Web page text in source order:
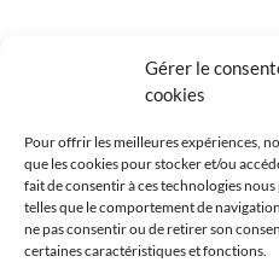
Gérer le
cookies
Pour offrir les meilleures expériences,
que les cookies pour stocker et/ou
fait de consentir à ces technologies
telles que le comportement de
ne pas consentir ou de retirer son
certaines caractéristiques et fonctions.